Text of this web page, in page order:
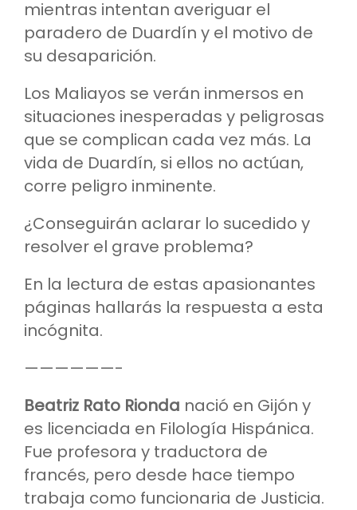
mientras intentan averiguar el
paradero de Duardín y el motivo de
su desaparición.
Los Maliayos se verán inmersos en
situaciones inesperadas y peligrosas
que se complican cada vez más. La
vida de Duardín, si ellos no actúan,
corre peligro inminente.
¿Conseguirán aclarar lo sucedido y
resolver el grave problema?
En la lectura de estas apasionantes
páginas hallarás la respuesta a esta
incógnita.
——————-
Beatriz Rato Rionda nació en Gijón y
es licenciada en Filología Hispánica.
Fue profesora y traductora de
francés, pero desde hace tiempo
trabaja como funcionaria de Justicia.